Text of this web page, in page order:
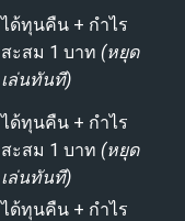
ได้ทุนคืน + กำไร
สะสม 1 บาท (หยุด
เล่นทันที)
ได้ทุนคืน + กำไร
สะสม 1 บาท (หยุด
เล่นทันที)
ได้ทุนคืน + กำไร